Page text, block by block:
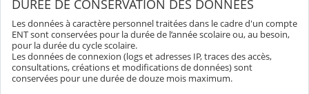
DURÉE DE CONSERVATION DES DONNÉES
Les données à caractère personnel traitées dans le cadre d'un compte
ENT sont conservées pour la durée de l’année scolaire ou, au besoin,
pour la durée du cycle scolaire.
Les données de connexion (logs et adresses IP, traces des accès,
consultations, créations et modifications de données) sont
conservées pour une durée de douze mois maximum.